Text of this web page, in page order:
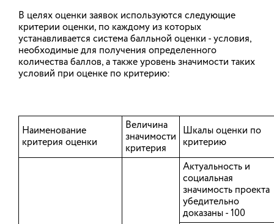
Тейково
В целях оценки заявок используются следующие
критерии оценки, по каждому из которых
устанавливается система балльной оценки - условия,
необходимые для получения определенного
количества баллов, а также уровень значимости таких
условий при оценке по критерию:
Наименование
критерия оценки
Величина
значимости
критерия
Шкалы оценки по
критерию
Актуальность и
социальная
значимость проекта
убедительно
доказаны - 100